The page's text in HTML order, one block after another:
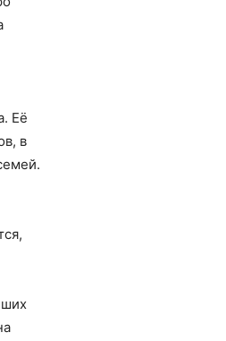
Её
в